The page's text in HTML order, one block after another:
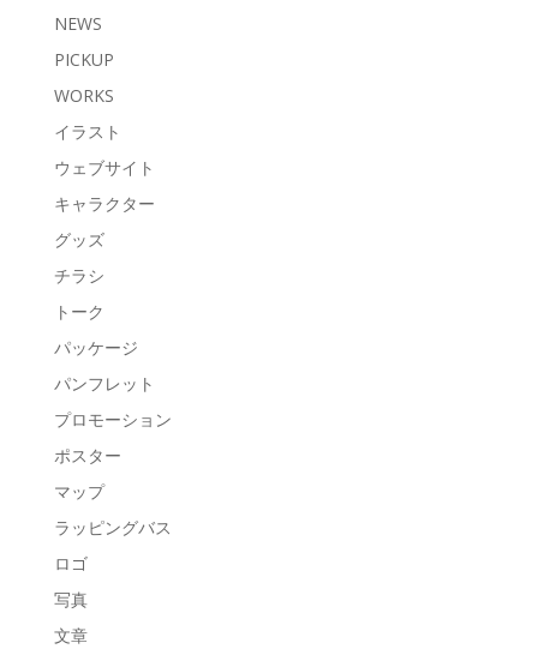
NEWS
PICKUP
WORKS
イラスト
ウェブサイト
キャラクター
グッズ
チラシ
トーク
パッケージ
パンフレット
プロモーション
ポスター
マップ
ラッピングバス
ロゴ
写真
文章